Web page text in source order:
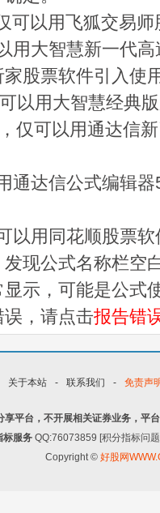
可以用飞狐交易
用大智慧新一代
股票软件引入使
以用大智慧经典
仅可以用通达信
通达信公式编辑
以用同花顺股票
现公式名称栏空
示，可能是公式
，请点击报告错
关于本站 - 联系我们 - 免责声
平台，不开展相关证券业务，平
标服务 QQ:76073859 [积分指标问
Copyright © 好股网